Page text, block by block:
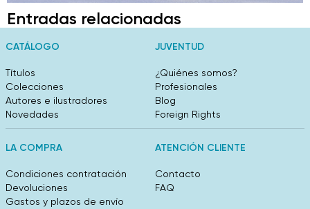
Entradas relacionadas
CATÁLOGO
Títulos
Colecciones
Autores e ilustradores
Novedades
JUVENTUD
¿Quiénes somos?
Profesionales
Blog
Foreign Rights
LA COMPRA
Condiciones contratación
Devoluciones
Gastos y plazos de envío
ATENCIÓN CLIENTE
Contacto
FAQ